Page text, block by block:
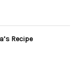
Recipe